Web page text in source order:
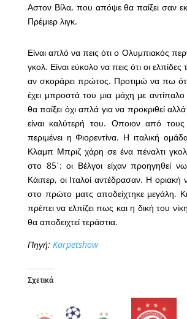
Αστον Βίλα, που απόψε θα παίξει σαν
Πρέμιερ λιγκ.
Είναι απλό να πεις ότι ο Ολυμπιακός
γκολ. Είναι εύκολο να πεις ότι οι
αν σκοράρει πρώτος. Προτιμώ να πω
έχει μπροστά του μια μάχη με
θα παίξει όχι απλά για να προκριθεί αλλά
είναι καλύτερή του. Οποιον από τους
περιμένει η Φιορεντίνα. Η ιταλική
Κλαμπ Μπριζ χάρη σε ένα πέναλτι
στο 85΄: οι Βέλγοι είχαν προηγηθεί
Κάιπερ, οι Ιταλοί αντέδρασαν. Η οριακή
στο πρώτο ματς αποδείχτηκε μεγάλη.
πρέπει να ελπίζει πως και η δική του
θα αποδειχτεί τεράστια.
Πηγή: Karpetshow
Σχετικά